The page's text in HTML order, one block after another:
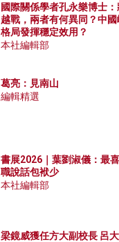
國際關係學者孔永樂博士
越戰，兩者有何異同？中
格局發揮穩定效用？
本社編輯部
葛亮：見南山
編輯精選
書展2026｜葉劉淑儀：最
職說話包袱少
本社編輯部
梁鏡威獲任方大副校長 呂